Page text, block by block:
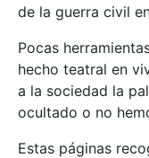
de la guerra civil
Pocas
hecho teatral en
a la sociedad la
ocultado o no
Estas páginas